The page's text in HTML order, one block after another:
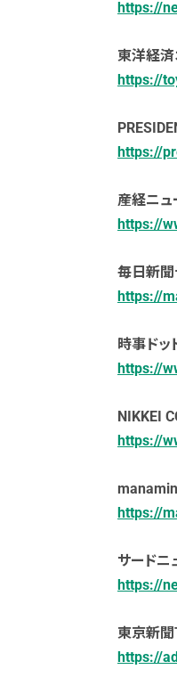
https://
東洋経
https://
https://
産経ニ
https://
毎日新
https://
時事ド
https://
NIKKEI
https://
https://
サード
https://
東京新
https://